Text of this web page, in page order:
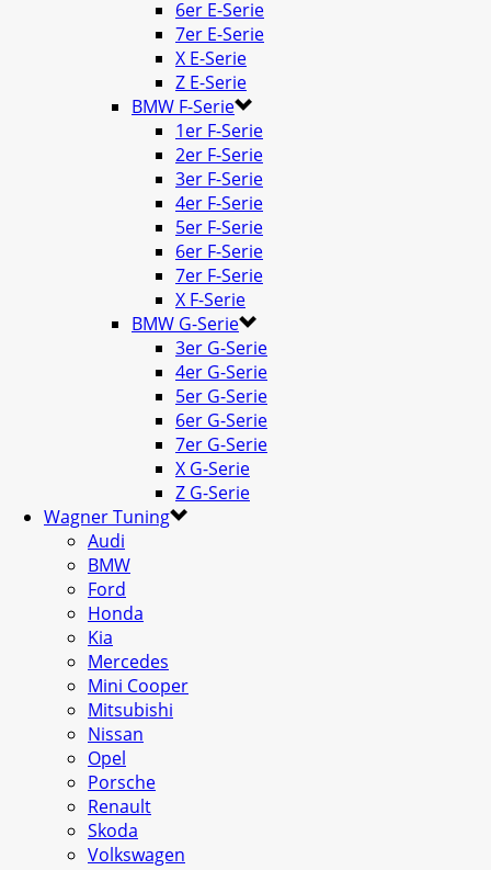
6er E-Serie
7er E-Serie
X E-Serie
Z E-Serie
BMW F-Serie
1er F-Serie
2er F-Serie
3er F-Serie
4er F-Serie
5er F-Serie
6er F-Serie
7er F-Serie
X F-Serie
BMW G-Serie
3er G-Serie
4er G-Serie
5er G-Serie
6er G-Serie
7er G-Serie
X G-Serie
Z G-Serie
Wagner Tuning
Audi
BMW
Ford
Honda
Kia
Mercedes
Mini Cooper
Mitsubishi
Nissan
Opel
Porsche
Renault
Skoda
Volkswagen